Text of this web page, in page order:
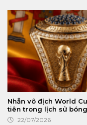
Nhẫn vô địch World
tiên trong lịch sử
22/07/2026